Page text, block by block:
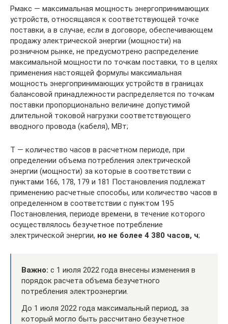
Pмакс — максимальная мощность энергопринимающих
устройств, относящаяся к соответствующей точке
поставки, а в случае, если в договоре, обеспечивающем
продажу электрической энергии (мощности) на
розничном рынке, не предусмотрено распределение
максимальной мощности по точкам поставки, то в целях
применения настоящей формулы максимальная
мощность энергопринимающих устройств в границах
балансовой принадлежности распределяется по точкам
поставки пропорционально величине допустимой
длительной токовой нагрузки соответствующего
вводного провода (кабеля), МВт;
T — количество часов в расчетном периоде, при
определении объема потребления электрической
энергии (мощности) за которые в соответствии с
пунктами 166, 178, 179 и 181 Постановления подлежат
применению расчетные способы, или количество часов в
определенном в соответствии с пунктом 195
Постановления, периоде времени, в течение которого
осуществлялось безучетное потребление
электрической энергии, но не более 4 380 часов, ч;
Важно: с 1 июля 2022 года внесены изменения в
порядок расчета объема безучетного
потребления электроэнергии.
До 1 июля 2022 года максимальный период, за
который могло быть рассчитано безучетное